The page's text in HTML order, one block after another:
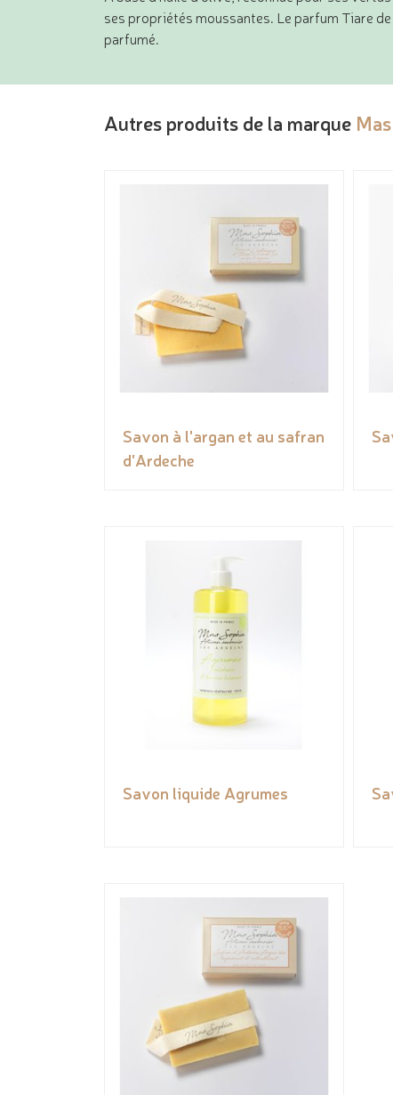
ses propriétés moussantes. Le parfum Tiare
parfumé.
Autres produits de la marque
Savon à l'argan et au safran
d'Ardeche
Savon liquide Agrumes